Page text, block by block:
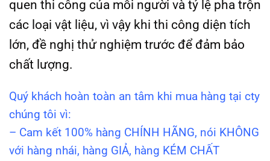
quen thi công của mỗi người và tỷ lệ pha trộn
các loại vật liệu, vì vậy khi thi công diện tích
lớn, đề nghị thử nghiệm trước để đảm bảo
chất lượng.
Quý khách hoàn toàn an tâm khi mua hàng tại cty
chúng tôi vì:
– Cam kết 100% hàng CHÍNH HÃNG, nói KHÔNG
với hàng nhái, hàng GIẢ, hàng KÉM CHẤT